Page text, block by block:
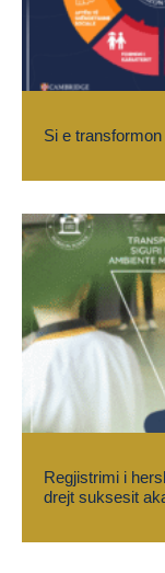
Si e
Regjistrimi i
drejt suksesit